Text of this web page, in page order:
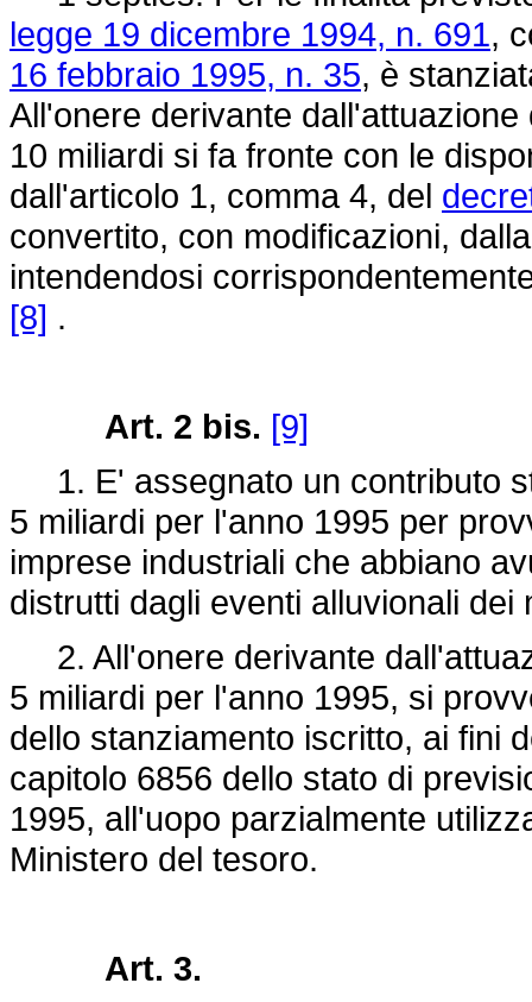
legge 19 dicembre 1994, n. 691,
16 febbraio 1995, n. 35, è
All'onere derivante
10 miliardi si fa fronte con le
dall'articolo 1, comma 4, del
convertito, con modificazioni,
intendendosi
[8] .
Art. 2 bis. [9]
1. E' assegnato un contributo
5 miliardi per l'anno 1995 per
imprese industriali che abbiano
distrutti dagli eventi alluvionali
2. All'onere derivante
5 miliardi per l'anno 1995, si
dello stanziamento iscritto, ai fini
capitolo 6856 dello stato di
1995, all'uopo parzialmente
Ministero del tesoro.
Art. 3.